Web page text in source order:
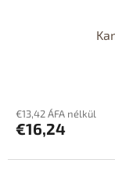
€13,42 ÁFA nélkül
€16,24